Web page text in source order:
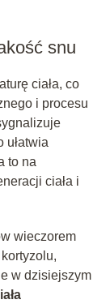
snu
ciała, co
i procesu
ułatwia
to na
ciała i
wieczorem
w dzisiejszym